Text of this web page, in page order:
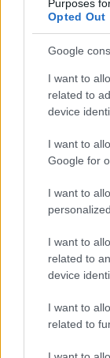
Purposes
Opted Out
Google
I want to
related to
device
I want to
Google for
I want to
I want to
related to
device
I want to
related to
számukra a
ha tehetik,
"Ez egy
ami iránt
várjuk, hogy
- írják a
A személyes
hibáztatni az
valami jól egy
miközben
képesek
korábban már